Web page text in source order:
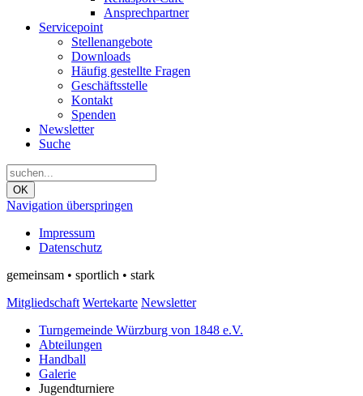
Ansprechpartner
Servicepoint
Stellenangebote
Downloads
Häufig gestellte Fragen
Geschäftsstelle
Kontakt
Spenden
Newsletter
Suche
OK
Navigation überspringen
Impressum
Datenschutz
gemeinsam • sportlich • stark
Mitgliedschaft Wertekarte Newsletter
Turngemeinde Würzburg von 1848 e.V.
Abteilungen
Handball
Galerie
Jugendturniere